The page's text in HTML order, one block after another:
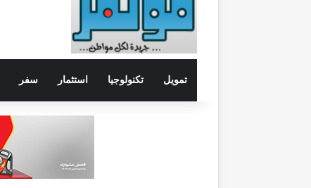
تمويل تكنولوجيا استثمار سفر